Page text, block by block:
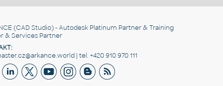
(CAD Studio) - Autodesk Platinum Partner & Training
& Services Partner
| tel. +420 910 970 111